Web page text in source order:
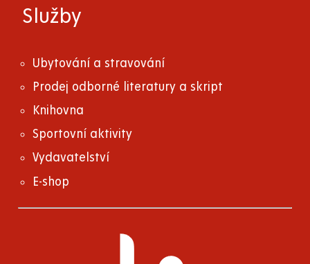
Služby
Ubytování a stravování
Prodej odborné literatury a skript
Knihovna
Sportovní aktivity
Vydavatelství
E-shop